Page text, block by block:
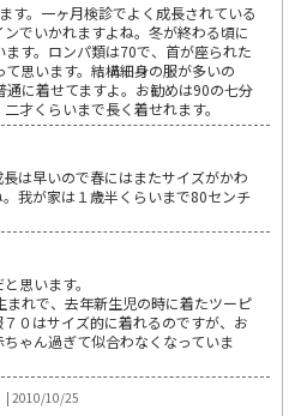
す。一ヶ月検診でよく成長されている
でいかれますよね。冬が終わる頃に
す。ロンパ類は70で、首が座られた
思います。結構細身の服が多いの
に着せてますよ。お勧めは90の七分
才くらいまで長く着せれます。
は早いので春にはまたサイズがかわ
我が家は１歳半くらいまで80センチ
思います。
まれで、去年新生児の時に着たツーピ
０はサイズ的に着れるのですが、お
ゃん過ぎて似合わなくなっていま
| 2010/10/25